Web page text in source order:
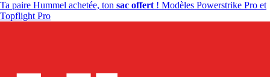
Ta paire Hummel achetée, ton sac offert ! Modèles Powerstrike Pro et
Topflight Pro